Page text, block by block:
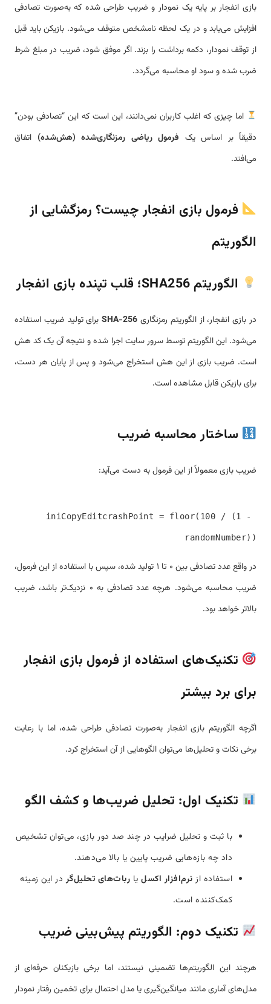
بازی انفجار بر پایه یک نمودار و ضریب طراحی شده که به‌صورت تصادفی
افزایش می‌یابد و در یک لحظه نامشخص متوقف می‌شود. بازیکن باید قبل
از توقف نمودار، دکمه برداشت را بزند. اگر موفق شود، ضریب در مبلغ شرط
ضرب شده و سود او محاسبه می‌گردد.
اما چیزی که اغلب کاربران نمی‌دانند، این است که این “تصادفی بودن”
دقیقاً بر اساس یک فرمول ریاضی رمزنگاری‌شده (هش‌شده) اتفاق
می‌افتد.
فرمول بازی انفجار چیست؟ رمزگشایی از
الگوریتم
الگوریتم SHA256؛ قلب تپنده بازی انفجار
در بازی انفجار، از الگوریتم رمزنگاری SHA-256برای تولید ضریب استفاده
می‌شود. این الگوریتم توسط سرور سایت اجرا شده و نتیجه آن یک کد هش
است. ضریب بازی از این هش استخراج می‌شود و پس از پایان هر دست،
برای بازیکن قابل مشاهده است.
ساختار محاسبه ضریب
ضریب بازی معمولاً از این فرمول به دست می‌آید:
iniCopyEditcrashPoint = floor(100 / (1 -
randomNumber))
در واقع عدد تصادفی بین ۰ تا ۱ تولید شده، سپس با استفاده از این فرمول،
ضریب محاسبه می‌شود. هرچه عدد تصادفی به ۰ نزدیک‌تر باشد، ضریب
بالاتر خواهد بود.
تکنیک‌های استفاده از فرمول بازی انفجار
برای برد بیشتر
اگرچه الگوریتم بازی انفجار به‌صورت تصادفی طراحی شده، اما با رعایت
برخی نکات و تحلیل‌ها می‌توان الگوهایی از آن استخراج کرد.
تکنیک اول: تحلیل ضریب‌ها و کشف الگو
با ثبت و تحلیل ضرایب در چند صد دور بازی، می‌توان تشخیص
داد چه بازه‌هایی ضریب پایین یا بالا می‌دهند.
استفاده از نرم‌افزار اکسل یا ربات‌های تحلیل‌گردر این زمینه
کمک‌کننده است.
تکنیک دوم: الگوریتم پیش‌بینی ضریب
هرچند این الگوریتم‌ها تضمینی نیستند، اما برخی بازیکنان حرفه‌ای از
مدل‌های آماری مانند میانگین‌گیری یا مدل احتمال برای تخمین رفتار نمودار